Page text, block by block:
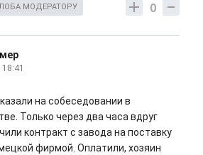
0
МОДЕРАТОРУ
на собеседовании в
Только через два часа вдруг
контракт с завода на поставку
фирмой. Оплатили, хозяин